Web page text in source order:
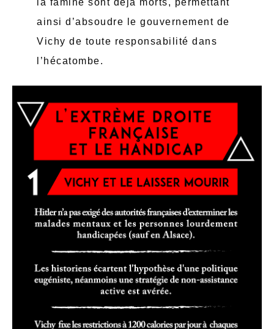
ainsi d’absoudre le gouvernement de
Vichy de toute responsabilité dans
l’hécatombe.